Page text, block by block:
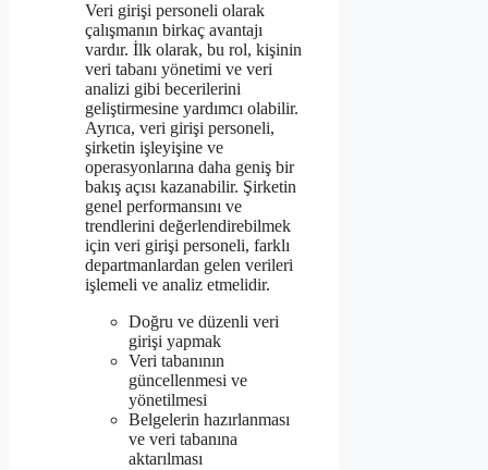
Veri girişi personeli olarak
çalışmanın birkaç avantajı
vardır. İlk olarak, bu rol, kişinin
veri tabanı yönetimi ve veri
analizi gibi becerilerini
geliştirmesine yardımcı olabilir.
Ayrıca, veri girişi personeli,
şirketin işleyişine ve
operasyonlarına daha geniş bir
bakış açısı kazanabilir. Şirketin
genel performansını ve
trendlerini değerlendirebilmek
için veri girişi personeli, farklı
departmanlardan gelen verileri
işlemeli ve analiz etmelidir.
Doğru ve düzenli veri
girişi yapmak
Veri tabanının
güncellenmesi ve
yönetilmesi
Belgelerin hazırlanması
ve veri tabanına
aktarılması